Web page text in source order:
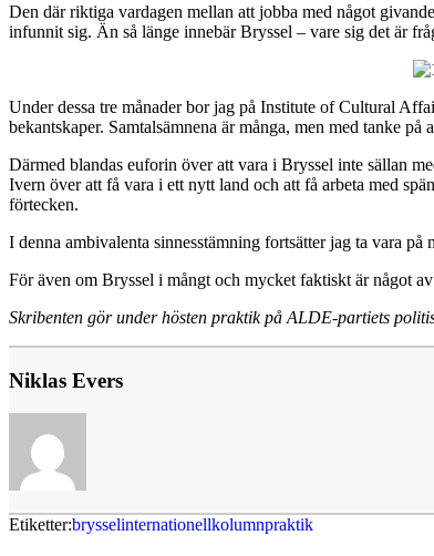
Den där riktiga vardagen mellan att jobba med något
infunnit sig. Än så länge innebär Bryssel – vare sig det är
Under dessa tre månader bor jag på Institute of Cultural
bekantskaper. Samtalsämnena är många, men med tanke
Därmed blandas euforin över att vara i Bryssel inte sällan
Ivern över att få vara i ett nytt land och att få arbeta med
förtecken.
I denna ambivalenta sinnesstämning fortsätter jag ta vara
För även om Bryssel i mångt och mycket faktiskt är något
Skribenten gör under hösten praktik på ALDE-partiets
Niklas Evers
Etiketter:brysselinternationellkolumnpraktik